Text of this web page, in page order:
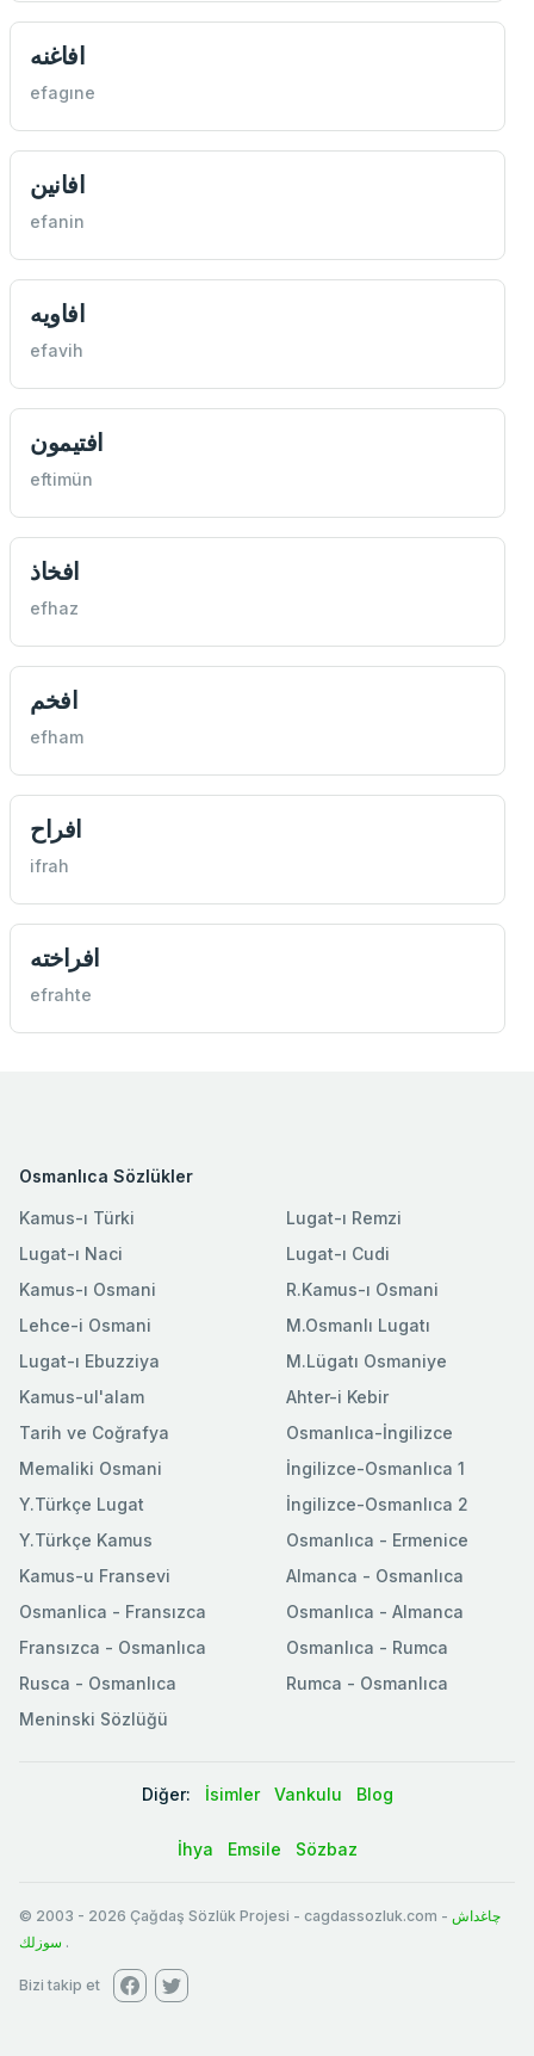
افاغنه
efagıne
افانين
efanin
افاويه
efavih
افتيمون
eftimün
افخاذ
efhaz
افخم
efham
افراح
ifrah
افراخته
efrahte
Osmanlıca Sözlükler
Kamus-ı Türki
Lugat-ı Naci
Kamus-ı Osmani
Lehce-i Osmani
Lugat-ı Ebuzziya
Lugat-ı Remzi
Lugat-ı Cudi
R.Kamus-ı Osmani
M.Osmanlı Lugatı
M.Lügatı Osmaniye
Kamus-ul'alam
Tarih ve Coğrafya
Memaliki Osmani
Y.Türkçe Lugat
Y.Türkçe Kamus
Ahter-i Kebir
Osmanlıca-İngilizce
İngilizce-Osmanlıca 1
İngilizce-Osmanlıca 2
Osmanlıca - Ermenice
Kamus-u Fransevi
Osmanlica - Fransızca
Fransızca - Osmanlıca
Rusca - Osmanlıca
Meninski Sözlüğü
Almanca - Osmanlıca
Osmanlıca - Almanca
Osmanlıca - Rumca
Rumca - Osmanlıca
Diğer: İsimler Vankulu Blog
İhya Emsile Sözbaz
© 2003 - 2026 Çağdaş Sözlük Projesi - cagdassozluk.com - چاغداش
سوزلك .
Bizi takip et